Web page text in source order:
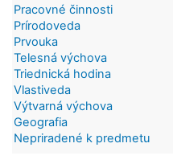
Pracovné činnosti
Prírodoveda
Prvouka
Telesná výchova
Triednická hodina
Vlastiveda
Výtvarná výchova
Geografia
Nepriradené k predmetu